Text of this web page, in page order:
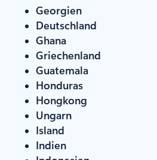
Georgien
Deutschland
Ghana
Griechenland
Guatemala
Honduras
Hongkong
Ungarn
Island
Indien